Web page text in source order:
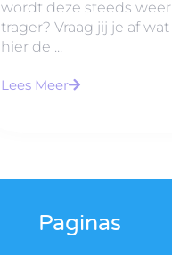
wordt deze steeds weer
trager? Vraag jij je af wat
hier de ...
Lees Meer
Paginas